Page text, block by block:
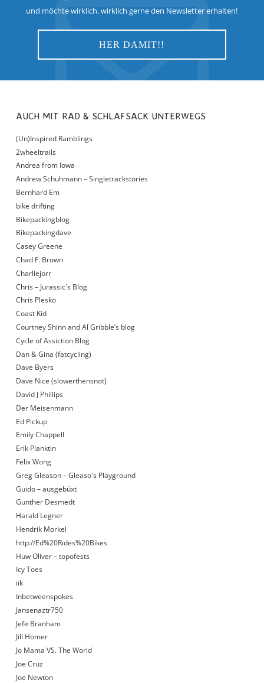
und möchte wirklich, wirklich gerne den Newsletter erhalten!
AUCH MIT RAD & SCHLAFSACK UNTERWEGS
(Un)Inspired Ramblings
2wheeltrails
Andrea from Iowa
Andrew Schuhmann – Singletrackstories
Bernhard Em
bike drifting
Bikepackingblog
Bikepackingdave
Casey Greene
Chad F. Brown
Charliejorr
Chris – Jurassic´s Blog
Chris Plesko
Coast Kid
Courtney Shinn and Al Gribble’s blog
Cycle of Assiction Blog
Dan & Gina (fatcycling)
Dave Byers
Dave Nice (slowerthensnot)
David J Phillips
Der Meisenmann
Ed Pickup
Emily Chappell
Erik Planktin
Felix Wong
Greg Gleason – Gleaso's Playground
Guido – ausgebüxt
Gunther Desmedt
Harald Legner
Hendrik Morkel
http://Ed%20Rides%20Bikes
Huw Oliver – topofests
Icy Toes
iik
Inbetweenspokes
Jansenaztr750
Jefe Branham
Jill Homer
Jo Mama VS. The World
Joe Cruz
Joe Newton